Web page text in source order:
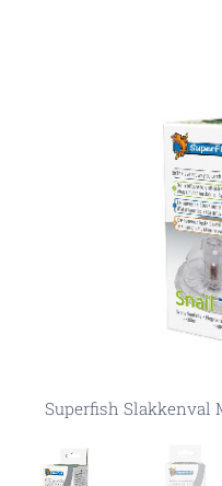
Superfish Slakkenval
Superfish Slakkenval
Superfish